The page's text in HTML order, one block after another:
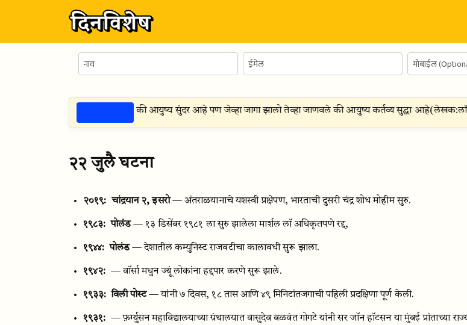
मी झोपलो तेव्हा स्वप्नात पाहिले की आयुष्य सुंदर आहे पण जेव्हा जागा झालो तेव्हा जाणवले की आयुष्य कर्तव्य सुद्धा आहे(लेखक:
२२ जुलै घटना
२०१९: चांद्रयान २, इसरो — अंतराळयानाचे यशस्वी प्रक्षेपण, भारताची दुसरी चंद्र शोध मोहीम सुरु.
१९८३: पोलंड — १३ डिसेंबर १९८१ ला सुरु झालेला मार्शल लॉ अधिकृतपणे रद्द,
१९४४: पोलंड — देशातील कम्युनिस्ट राजवटीचा कालावधी सुरू झाला.
१९४२: — वॉर्सा मधुन ज्यूं लोकांना हद्दपार करणे सुरू झाले.
१९३३: विली पोस्ट — यांनी ७ दिवस, १८ तास आणि ४९ मिनिटांतजगाची पहिली प्रदक्षिणा पूर्ण केली.
१९३१: — फ़र्ग्युसन महाविद्यालयाच्या ग्रंथालयात वासुदेव बळवंत गोगटे यांनी सर जॉन हॉटसन या मुंबई प्रांताच्या